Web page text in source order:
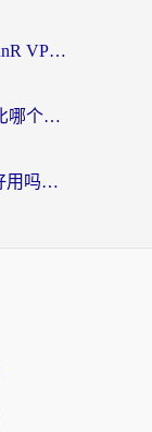
海外党必看：ChickCN VPN和UfunR VPN对比哪个回国效果更好？附实用选择指南
云极VPN好用吗？和回国VPN对比哪个回国效果更好？海外党亲测避坑指南
海外党必看：雷神手游和甜蜜蜂好用吗？3步选对回国加速器无缝刷国内资源